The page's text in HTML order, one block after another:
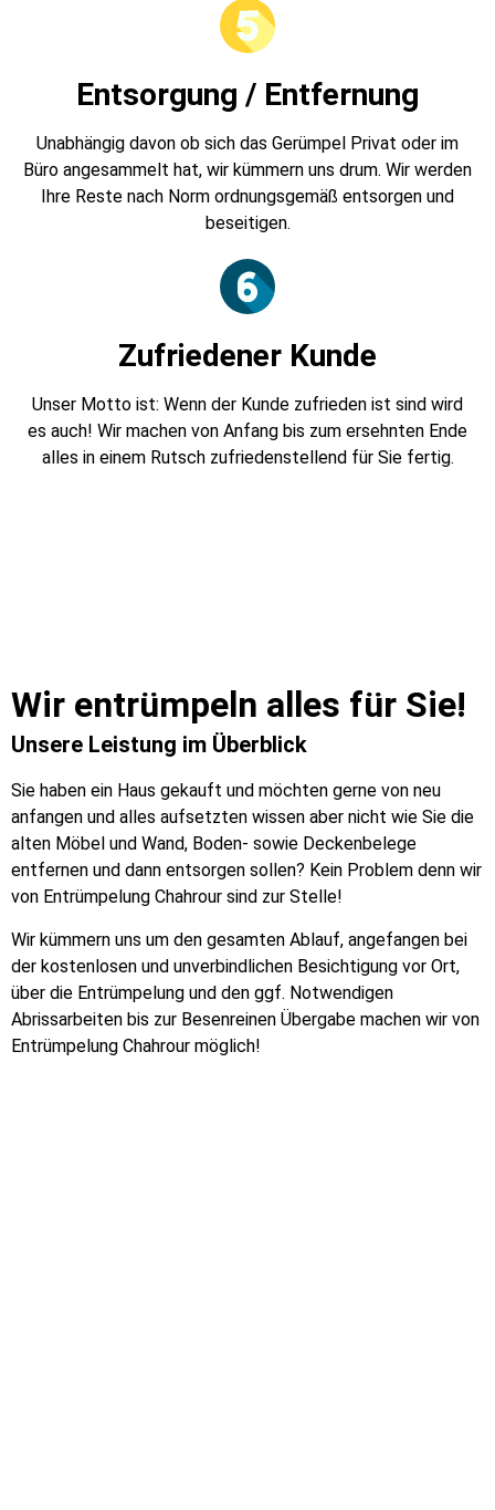
Entsorgung / Entfernung
Unabhängig davon ob sich das Gerümpel Privat oder im
Büro angesammelt hat, wir kümmern uns drum. Wir werden
Ihre Reste nach Norm ordnungsgemäß entsorgen und
beseitigen.
Zufriedener Kunde
Unser Motto ist: Wenn der Kunde zufrieden ist sind wird
es auch! Wir machen von Anfang bis zum ersehnten Ende
alles in einem Rutsch zufriedenstellend für Sie fertig.
Wir entrümpeln alles für Sie!
Unsere Leistung im Überblick
Sie haben ein Haus gekauft und möchten gerne von neu
anfangen und alles aufsetzten wissen aber nicht wie Sie die
alten Möbel und Wand, Boden- sowie Deckenbelege
entfernen und dann entsorgen sollen? Kein Problem denn wir
von Entrümpelung Chahrour sind zur Stelle!
Wir kümmern uns um den gesamten Ablauf, angefangen bei
der kostenlosen und unverbindlichen Besichtigung vor Ort,
über die Entrümpelung und den ggf. Notwendigen
Abrissarbeiten bis zur Besenreinen Übergabe machen wir von
Entrümpelung Chahrour möglich!